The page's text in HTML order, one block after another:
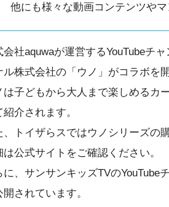
他にも様々な動画コンテンツや
会社aquwaが運営するYouTubeチ
ル株式会社の「ウノ」がコラボを
は子どもから大人まで楽しめるカ
紹介されます。
、トイザらスではウノシリーズの
は公式サイトをご確認ください。
に、サンサンキッズTVのYouTube
開されています。